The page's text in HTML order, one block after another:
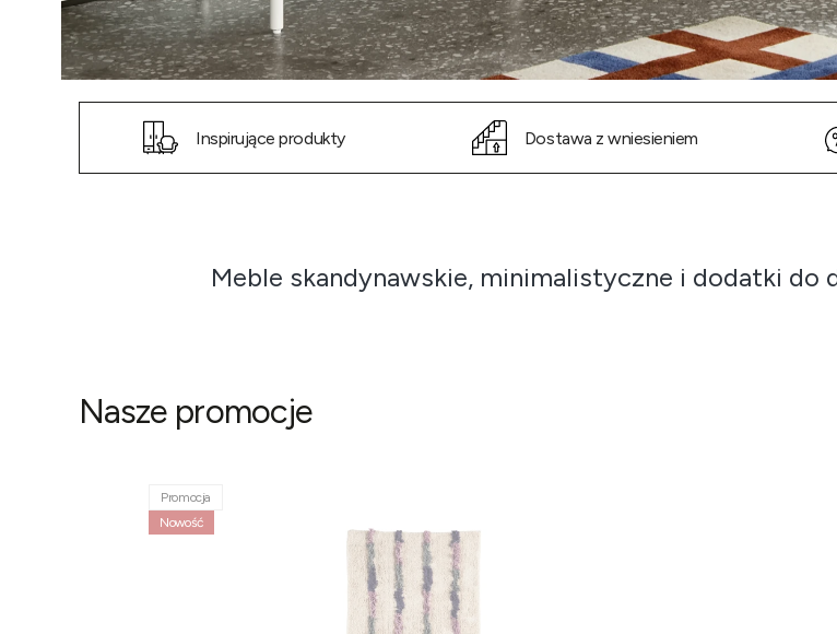
Inspirujące produkty Dostawa z wniesieniem
Meble skandynawskie, minimalistyczne i dodatki
Nasze promocje
Promocja
Nowość